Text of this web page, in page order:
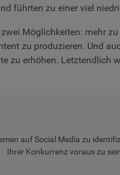
führten zu einer viel
Möglichkeiten: mehr
zu produzieren. Und
zu erhöhen. Letztendlich
auf Social Media zu
Ihrer Konkurrenz voraus zu